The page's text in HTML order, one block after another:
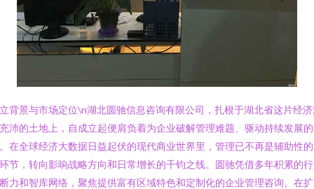
背景与市场定位\n湖北圆驰信息咨询有限公司，扎根于湖北省这片经
沛的土地上，自成立起便肩负着为企业破解管理难题、驱动持续发展
在全球经济大数据日益起伏的现代商业世界里，管理已不再是辅助性
节，转向影响战略方向和日常增长的千钧之线。圆驰凭借多年积累的
力和智库网络，聚焦提供富有区域特色和定制化的企业管理咨询。在